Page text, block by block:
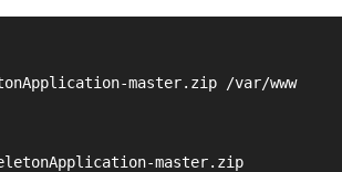
master.zip /var/www
master.zip